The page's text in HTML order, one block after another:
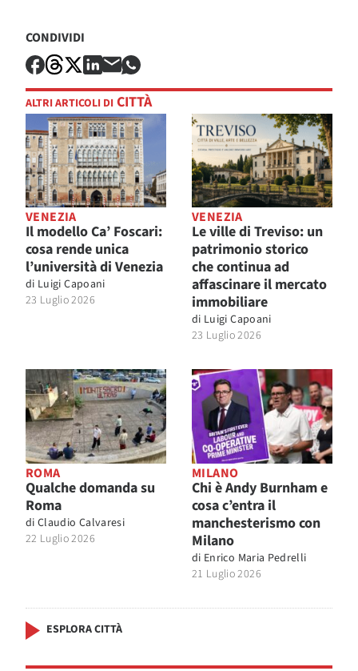
CONDIVIDI
ALTRI ARTICOLI DI CITTÀ
VENEZIA
Il modello Ca’ Foscari:
cosa rende unica
l’università di Venezia
di Luigi Capoani
23 Luglio 2026
VENEZIA
Le ville di Treviso: un
patrimonio storico
che continua ad
affascinare il mercato
immobiliare
di Luigi Capoani
23 Luglio 2026
ROMA
Qualche domanda su
Roma
di Claudio Calvaresi
22 Luglio 2026
MILANO
Chi è Andy Burnham e
cosa c’entra il
manchesterismo con
Milano
di Enrico Maria Pedrelli
21 Luglio 2026
ESPLORA CITTÀ